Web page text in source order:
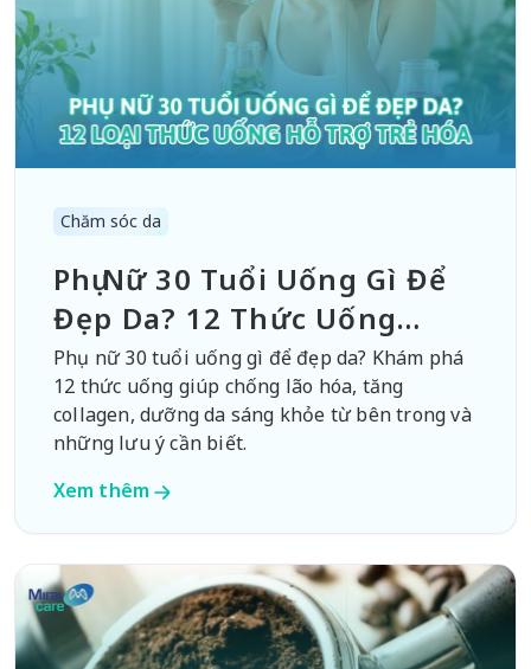
Chăm sóc da
Phụ Nữ 30 Tuổi Uống Gì Để
Đẹp Da? 12 Thức Uống
Chống Lão Hóa
Phụ nữ 30 tuổi uống gì để đẹp da? Khám phá
12 thức uống giúp chống lão hóa, tăng
collagen, dưỡng da sáng khỏe từ bên trong và
những lưu ý cần biết.
Xem thêm